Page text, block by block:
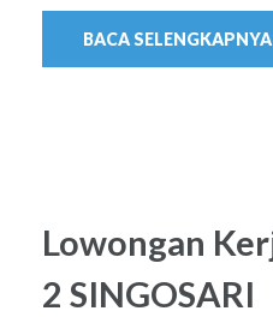
BACA SELENGKAPNYA
Lowongan
2 SINGOSARI